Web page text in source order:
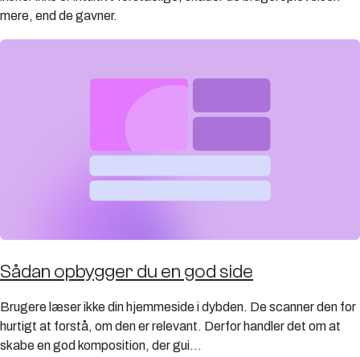
mere, end de gavner.
Sådan opbygger du en god side
Brugere læser ikke din hjemmeside i dybden. De scanner den for
hurtigt at forstå, om den er relevant. Derfor handler det om at
skabe en god komposition, der gui...